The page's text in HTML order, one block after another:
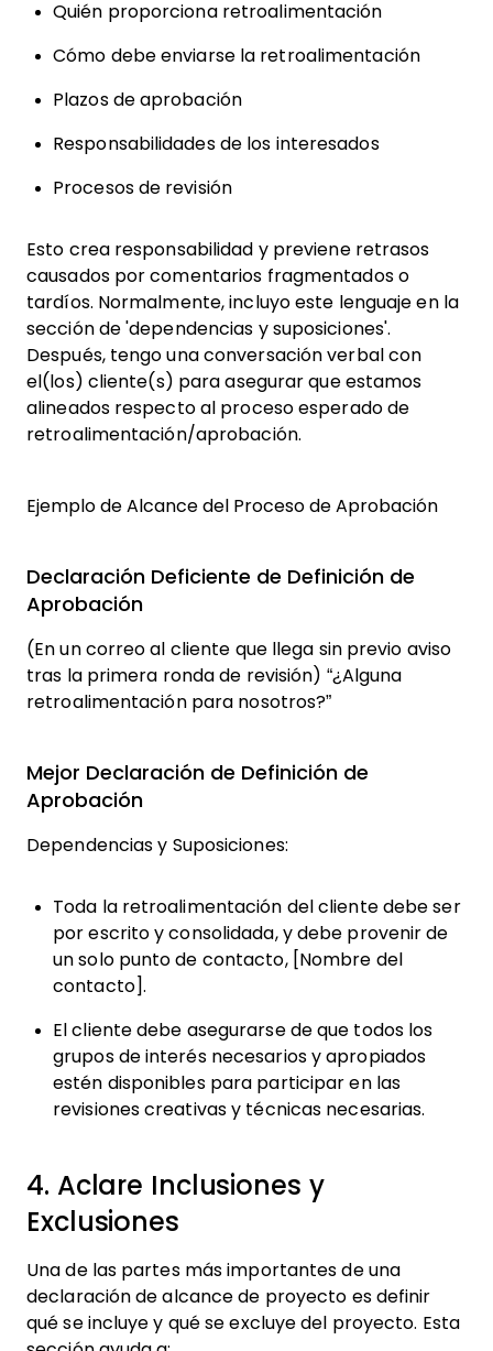
Quién proporciona retroalimentación
Cómo debe enviarse la retroalimentación
Plazos de aprobación
Responsabilidades de los interesados
Procesos de revisión
Esto crea responsabilidad y previene retrasos
causados por comentarios fragmentados o
tardíos. Normalmente, incluyo este lenguaje en la
sección de 'dependencias y suposiciones'.
Después, tengo una conversación verbal con
el(los) cliente(s) para asegurar que estamos
alineados respecto al proceso esperado de
retroalimentación/aprobación.
Ejemplo de Alcance del Proceso de Aprobación
Declaración Deficiente de Definición de
Aprobación
(En un correo al cliente que llega sin previo aviso
tras la primera ronda de revisión) “¿Alguna
retroalimentación para nosotros?”
Mejor Declaración de Definición de
Aprobación
Dependencias y Suposiciones:
Toda la retroalimentación del cliente debe ser
por escrito y consolidada, y debe provenir de
un solo punto de contacto, [Nombre del
contacto].
El cliente debe asegurarse de que todos los
grupos de interés necesarios y apropiados
estén disponibles para participar en las
revisiones creativas y técnicas necesarias.
4. Aclare Inclusiones y
Exclusiones
Una de las partes más importantes de una
declaración de alcance de proyecto es definir
qué se incluye y qué se excluye del proyecto. Esta